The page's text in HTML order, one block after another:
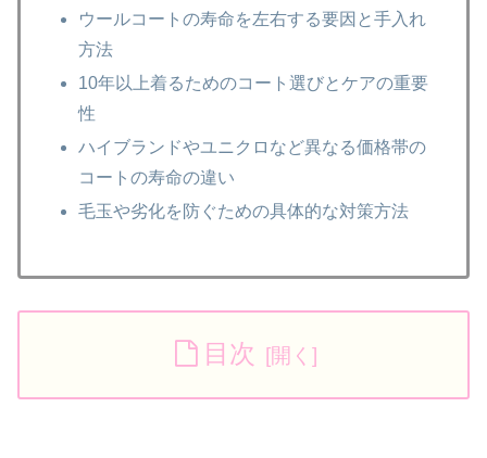
ウールコートの寿命を左右する要因と手入れ
方法
10年以上着るためのコート選びとケアの重要
性
ハイブランドやユニクロなど異なる価格帯の
コートの寿命の違い
毛玉や劣化を防ぐための具体的な対策方法
目次